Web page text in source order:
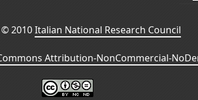
2010Italian National Research Council
Attribution-NonCommercial-